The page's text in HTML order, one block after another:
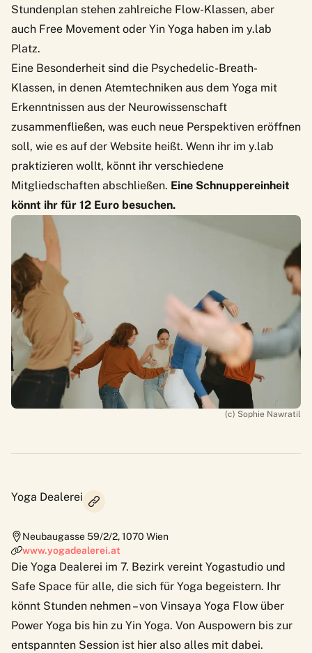
Stundenplan stehen zahlreiche Flow-Klassen, aber
auch Free Movement oder Yin Yoga haben im y.lab
Platz.
Eine Besonderheit sind die Psychedelic-Breath-
Klassen, in denen Atemtechniken aus dem Yoga mit
Erkenntnissen aus der Neurowissenschaft
zusammenfließen, was euch neue Perspektiven eröffnen
soll, wie es auf der Website heißt. Wenn ihr im y.lab
praktizieren wollt, könnt ihr verschiedene
Mitgliedschaften abschließen. Eine Schnuppereinheit
könnt ihr für 12 Euro besuchen.
(c) Sophie Nawratil
Yoga Dealerei
Neubaugasse 59/2/2,1070 Wien
www.yogadealerei.at
Die Yoga Dealerei im 7. Bezirk vereint Yogastudio und
Safe Space für alle, die sich für Yoga begeistern. Ihr
könnt Stunden nehmen – von Vinsaya Yoga Flow über
Power Yoga bis hin zu Yin Yoga. Von Auspowern bis zur
entspannten Session ist hier also alles mit dabei.